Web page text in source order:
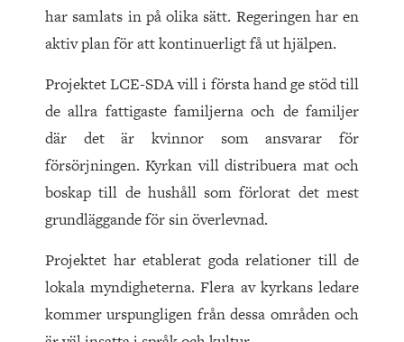
har samlats in på olika sätt. Regeringen har en
aktiv plan för att kontinuerligt få ut hjälpen.
Projektet LCE-SDA vill i första hand ge stöd till
de allra fattigaste familjerna och de familjer
där det är kvinnor som ansvarar för
försörjningen. Kyrkan vill distribuera mat och
boskap till de hushåll som förlorat det mest
grundläggande för sin överlevnad.
Projektet har etablerat goda relationer till de
lokala myndigheterna. Flera av kyrkans ledare
kommer urspungligen från dessa områden och